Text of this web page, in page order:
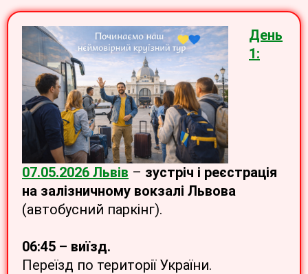
День
1:
07.05.2026 Львів – зустріч і реєстрація
на залізничному вокзалі Львова
(автобусний паркінг).
06:45 – виїзд.
Переїзд по території України.